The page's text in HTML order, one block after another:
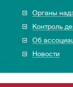
Органы
Контроль
Об
Новости